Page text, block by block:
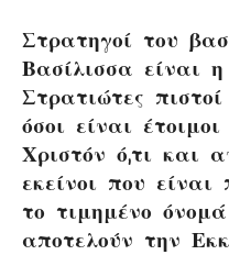
Στρατηγοί του
Βασίλισσα είναι
Στρατιώτες
όσοι είναι
Χριστόν ό,τι και
εκείνοι που
το τιμημένο
αποτελούν την